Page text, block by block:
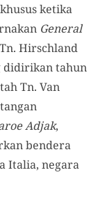
ketika
General
Hirschland
didirikan tahun
Tn. Van
Adjak,
bendera
Italia, negara